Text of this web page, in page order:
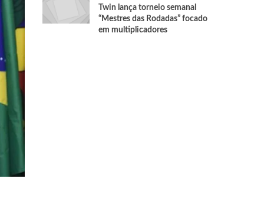
Twin lança torneio semanal
“Mestres das Rodadas” focado
em multiplicadores